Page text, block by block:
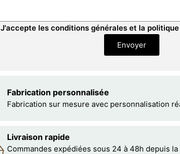
J'accepte les conditions générales et la
Envoyer
Fabrication personnalisée
Fabrication sur mesure avec personnalisation
Livraison rapide
Commandes expédiées sous 24 à 48h depuis